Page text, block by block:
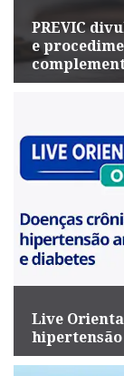
PREVIC
e
Live
hipertensão